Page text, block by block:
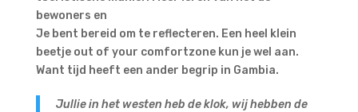
bewoners en
Je bent bereid om te reflecteren. Een heel klein
beetje out of your comfortzone kun je wel aan.
Want tijd heeft een ander begrip in Gambia.
Jullie in het westen heb de klok, wij hebben de